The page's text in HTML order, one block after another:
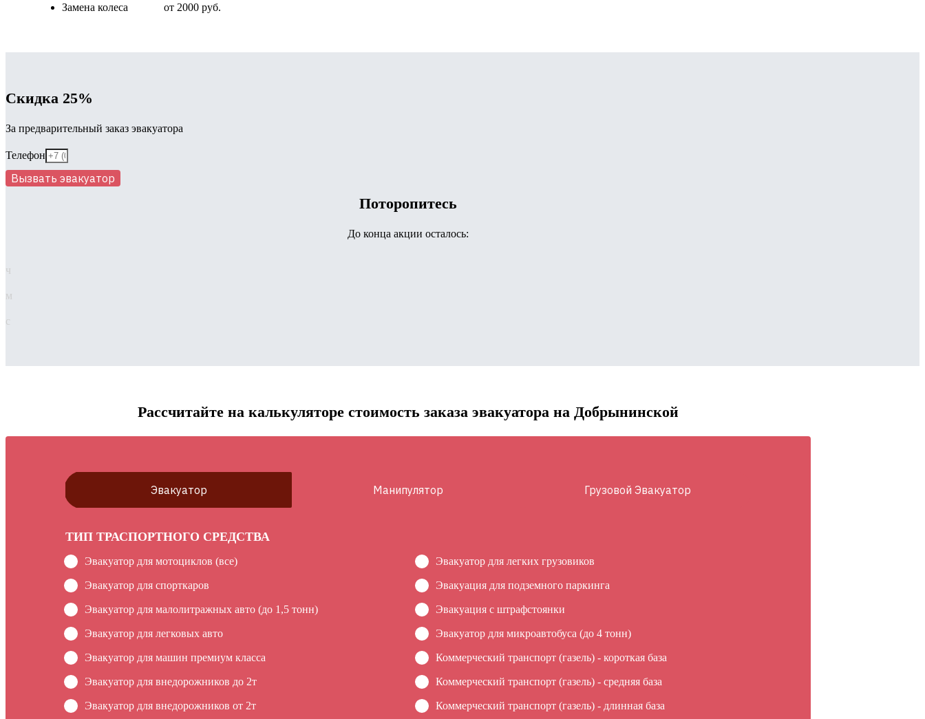
Замена колеса
от 2000 руб.
Скидка 25%
За предварительный заказ эвакуатора
Телефон
Вызвать эвакуатор
Поторопитесь
До конца акции осталось:
ч
м
с
Рассчитайте на калькуляторе стоимость заказа эвакуатора на Добрынинской
Эвакуатор Манипулятор Грузовой Эвакуатор
ТИП ТРАСПОРТНОГО СРЕДСТВА
Эвакуатор для мотоциклов (все)
Эвакуатор для спорткаров
Эвакуатор для малолитражных авто (до 1,5 тонн)
Эвакуатор для легковых авто
Эвакуатор для машин премиум класса
Эвакуатор для внедорожников до 2т
Эвакуатор для внедорожников от 2т
Эвакуатор для легких грузовиков
Эвакуация для подземного паркинга
Эвакуация c штрафстоянки
Эвакуатор для микроавтобуса (до 4 тонн)
Коммерческий транспорт (газель) - короткая база
Коммерческий транспорт (газель) - средняя база
Коммерческий транспорт (газель) - длинная база